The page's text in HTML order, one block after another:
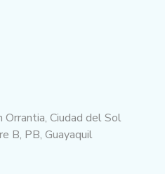
Ciudad del Sol
B, PB, Guayaquil